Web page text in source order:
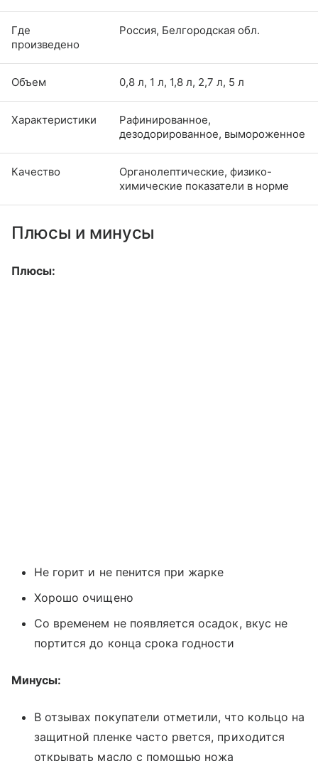
Где
произведено
Россия, Белгородская обл.
Объем 0,8 л, 1 л, 1,8 л, 2,7 л, 5 л
Характеристики
Рафинированное,
дезодорированное, вымороженное
Качество
Органолептические, физико-
химические показатели в норме
Плюсы и минусы
Плюсы:
Не горит и не пенится при жарке
Хорошо очищено
Со временем не появляется осадок, вкус не
портится до конца срока годности
Минусы:
В отзывах покупатели отметили, что кольцо на
защитной пленке часто рвется, приходится
открывать масло с помощью ножа